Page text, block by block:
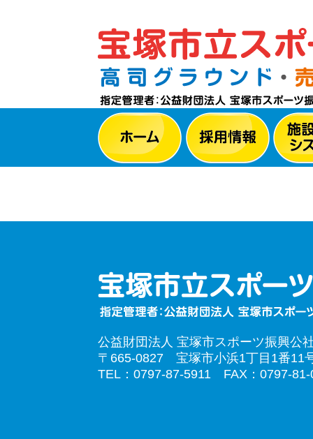
公益財団法人 宝塚市スポーツ振興公
〒665-0827 宝塚市小浜1丁目1番11
TEL：0797-87-5911 FAX：0797-81-